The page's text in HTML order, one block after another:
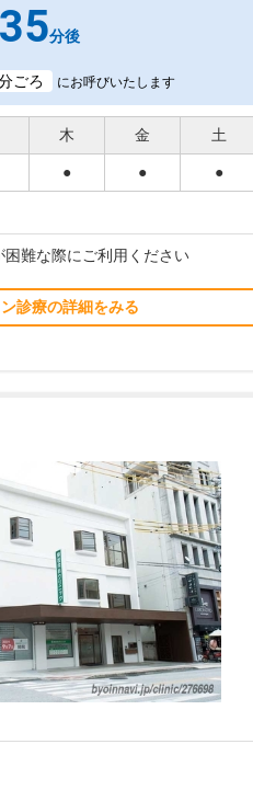
35分後
ごろ にお呼びいたします
木 金 土
● ● ●
難な際にご利用ください
診療の詳細をみる